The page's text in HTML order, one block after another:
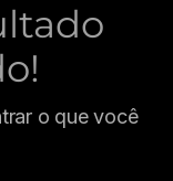
o que você